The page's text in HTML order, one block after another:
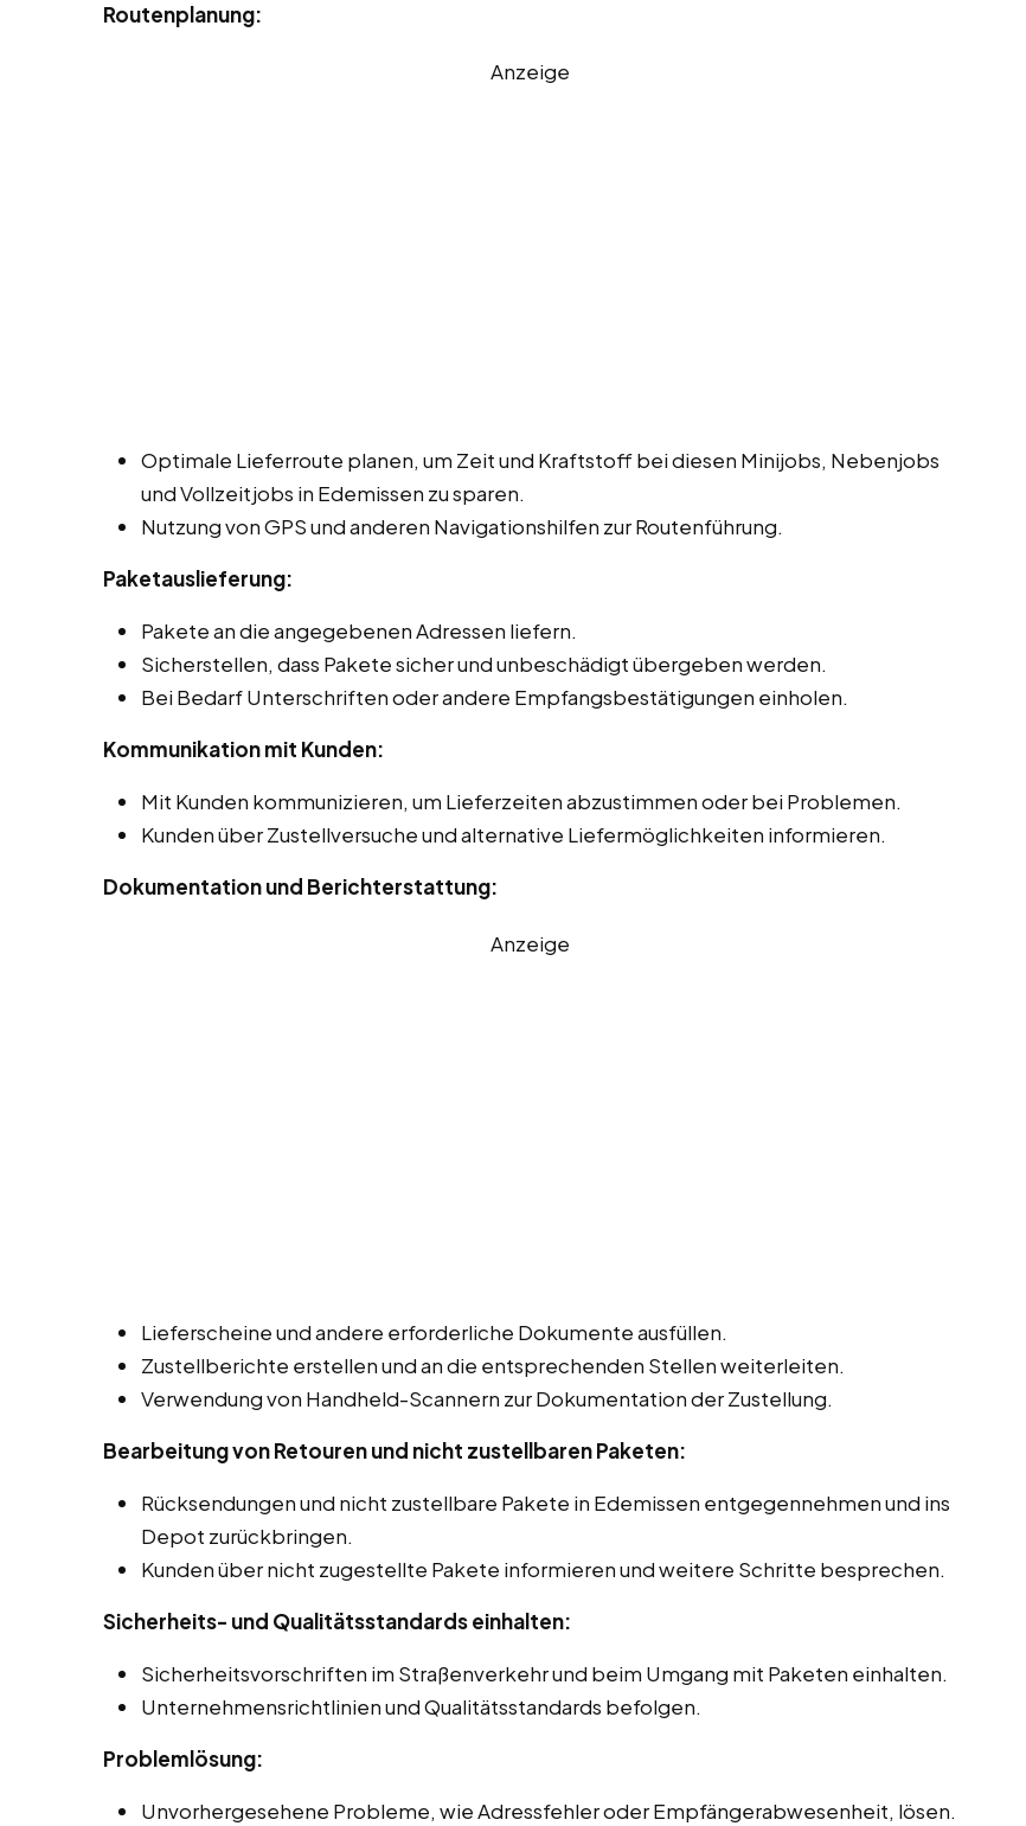
Routenplanung:
Anzeige
Optimale Lieferroute planen, um Zeit und Kraftstoff bei diesen Minijobs, Nebenjobs
und Vollzeitjobs in Edemissen zu sparen.
Nutzung von GPS und anderen Navigationshilfen zur Routenführung.
Paketauslieferung:
Pakete an die angegebenen Adressen liefern.
Sicherstellen, dass Pakete sicher und unbeschädigt übergeben werden.
Bei Bedarf Unterschriften oder andere Empfangsbestätigungen einholen.
Kommunikation mit Kunden:
Mit Kunden kommunizieren, um Lieferzeiten abzustimmen oder bei Problemen.
Kunden über Zustellversuche und alternative Liefermöglichkeiten informieren.
Dokumentation und Berichterstattung:
Anzeige
Lieferscheine und andere erforderliche Dokumente ausfüllen.
Zustellberichte erstellen und an die entsprechenden Stellen weiterleiten.
Verwendung von Handheld-Scannern zur Dokumentation der Zustellung.
Bearbeitung von Retouren und nicht zustellbaren Paketen:
Rücksendungen und nicht zustellbare Pakete in Edemissen entgegennehmen und ins
Depot zurückbringen.
Kunden über nicht zugestellte Pakete informieren und weitere Schritte besprechen.
Sicherheits- und Qualitätsstandards einhalten:
Sicherheitsvorschriften im Straßenverkehr und beim Umgang mit Paketen einhalten.
Unternehmensrichtlinien und Qualitätsstandards befolgen.
Problemlösung:
Unvorhergesehene Probleme, wie Adressfehler oder Empfängerabwesenheit, lösen.